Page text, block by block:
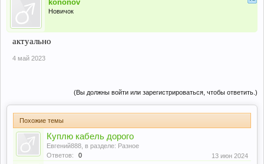
kononov
Новичок
актуально
4 май 2023
(Вы должны войти или зарегистрироваться, чтобы ответить.)
Похожие темы
Куплю кабель дорого
Евгений888 , в разделе: Разное
Ответов:
0 13 июн 2024